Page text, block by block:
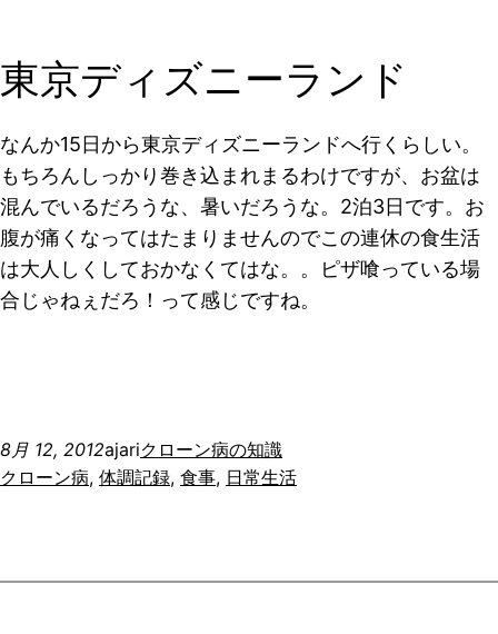
東京ディズニーランド
なんか15日から東京ディズニーランドへ行くらしい。
もちろんしっかり巻き込まれまるわけですが、お盆は
混んでいるだろうな、暑いだろうな。2泊3日です。お
腹が痛くなってはたまりませんのでこの連休の食生活
は大人しくしておかなくてはな。。ピザ喰っている場
合じゃねぇだろ！って感じですね。
8月 12, 2012ajariクローン病の知識
クローン病, 体調記録, 食事, 日常生活